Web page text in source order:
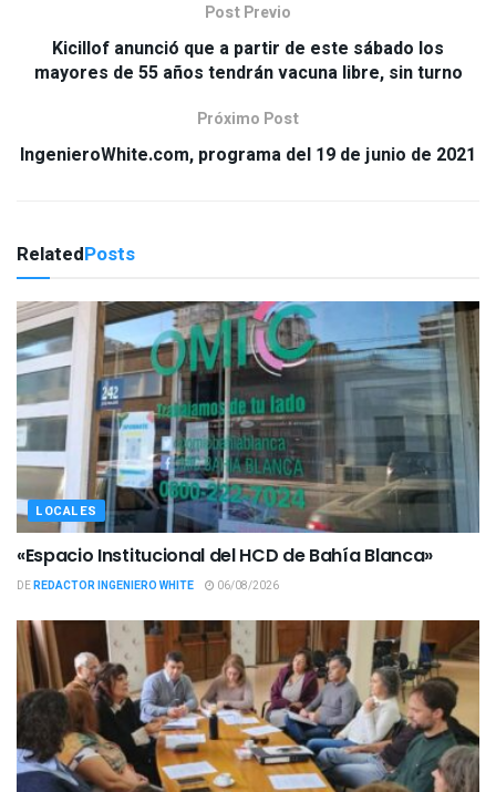
Post Previo
Kicillof anunció que a partir de este sábado los
mayores de 55 años tendrán vacuna libre, sin turno
Próximo Post
IngenieroWhite.com, programa del 19 de junio de 2021
RelatedPosts
LOCALES
«Espacio Institucional del HCD de Bahía Blanca»
DEREDACTOR INGENIERO WHITE 06/08/2026